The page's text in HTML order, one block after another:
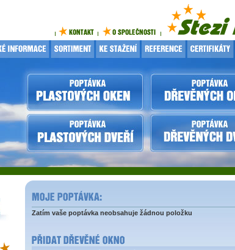
Zatím vaše poptávka neobsahuje žádnou položku